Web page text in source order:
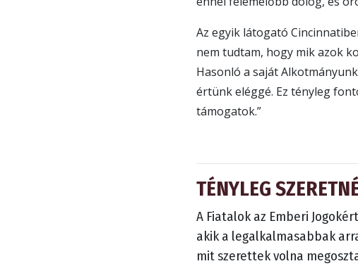
Az egyik látogató
nem tudtam, hogy mik azok
Hasonló a saját
értünk eléggé. Ez tényleg
támogatok.”
TÉNYLEG
A Fiatalok az Emberi
akik a legalkalmasabbak
mit szerettek volna